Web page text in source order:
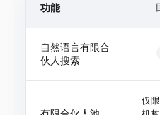
功能
自然语言有限合
伙人搜索
仅